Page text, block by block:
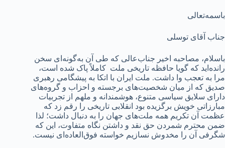
باسمه‌تعالی
جناب آقای توسلی
باسلام، مصاحبه اخیر جناب‌عالی که طی آن به‌گونه‌ای سخن
رانده‌اید که گویا حافظه تاریخی ملت کاملاً پاک شده است،
مرا به تعجب وا داشت. ملت ایران با اتکا به پیشگامی رهبری
صدیق که از میان شخصیت‌های برجسته و احزاب و گروه‌های
دارای سلایق سیاسی متنوع، هوشمندانه و ملهم از تجربیات
مبارزاتی خویش برگزیده بود انقلابی تاریخی را رقم زد که
عظمت آن تکریم همه ملت‌های جهان را به دنبال داشت؛ لذا
ضمن محترم شمردن حق نقد و داشتن نگاه متفاوت، این که
شگرفی آن را مخدوش نسازیم خواسته فوق‌العاده‌ای نیست.